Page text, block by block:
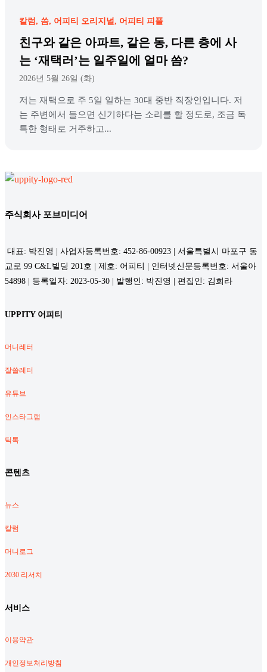
칼럼 씀 어피티 오리지널 어피티 피플
친구와 같은 아파트, 같은 동, 다른 층에 사
는 ‘재택러’는 일주일에 얼마 씀?
2026년 5월 26일 (화)
저는 재택으로 주 5일 일하는 30대 중반 직장인입니다. 저
는 주변에서 들으면 신기하다는 소리를 할 정도로, 조금 독
특한 형태로 거주하고...
주식회사 포브미디어
대표: 박진영 | 사업자등록번호: 452-86-00923 | 서울특별시 마포구 동
교로 99 C&L빌딩 201호 | 제호: 어피티 | 인터넷신문등록번호: 서울아
54898 | 등록일자: 2023-05-30 | 발행인: 박진영 | 편집인: 김희라
UPPITY 어피티
머니레터
잘쓸레터
유튜브
인스타그램
틱톡
콘텐츠
뉴스
칼럼
머니로그
2030 리서치
서비스
이용약관
개인정보처리방침